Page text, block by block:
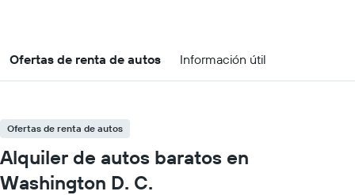
Ofertas de renta de autos Información útil
Ofertas de renta de autos
Alquiler de autos baratos en
Washington D. C.